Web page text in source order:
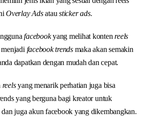
Overlay Adsatausticker ads.
facebookyang melihat kontenreels
facebook trendsmaka akan semakin
dapatkan dengan mudah dan cepat.
reelsyang menarik perhatian juga bisa
yang berguna bagi kreator untuk
juga akun facebook yang dikembangkan.